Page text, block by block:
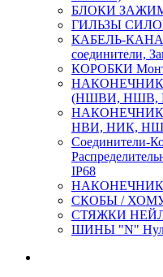
БЛОКИ
ГИЛЬЗЫ
КАБЕЛЬ-
соединители,
КОРОБКИ
(НШВИ, НШВ,
НВИ, НИК,
Соединители-
IP68
СКОБЫ /
СТЯЖКИ
ШИНЫ "N"